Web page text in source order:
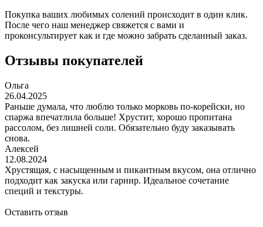
Покупка ваших любимых солений происходит в один клик.
После чего наш менеджер свяжется с вами и
проконсультирует как и где можно забрать сделанный заказ.
Отзывы покупателей
Ольга
26.04.2025
Раньше думала, что люблю только морковь по-корейски, но
спаржа впечатлила больше! Хрустит, хорошо пропитана
рассолом, без лишней соли. Обязательно буду заказывать
снова.
Алексей
12.08.2024
Хрустящая, с насыщенным и пикантным вкусом, она отлично
подходит как закуска или гарнир. Идеальное сочетание
специй и текстуры.
Оставить отзыв